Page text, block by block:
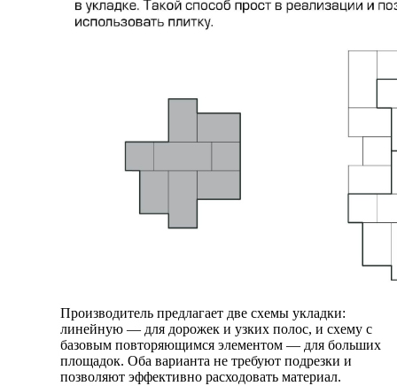
Производитель предлагает две схемы укладки:
линейную — для дорожек и узких полос, и схему с
базовым повторяющимся элементом — для больших
площадок. Оба варианта не требуют подрезки и
позволяют эффективно расходовать материал.